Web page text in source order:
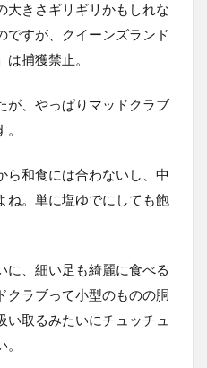
大きさギリギリかもしれな
ですが、クイーンズランド
捕獲禁止。
が、やっぱりマッドクラブ
ら和食には合わないし、中
ね。単に塩ゆでにしても飽
に、細い足も綺麗に食べる
クラブって小型のものの胴
取るみたいにチュッチュ